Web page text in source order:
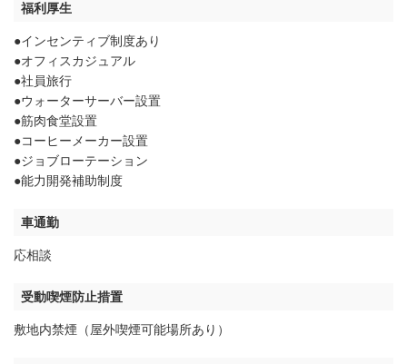
福利厚生
●インセンティブ制度あり
●オフィスカジュアル
●社員旅行
●ウォーターサーバー設置
●筋肉食堂設置
●コーヒーメーカー設置
●ジョブローテーション
●能力開発補助制度
車通勤
応相談
受動喫煙防止措置
敷地内禁煙（屋外喫煙可能場所あり）